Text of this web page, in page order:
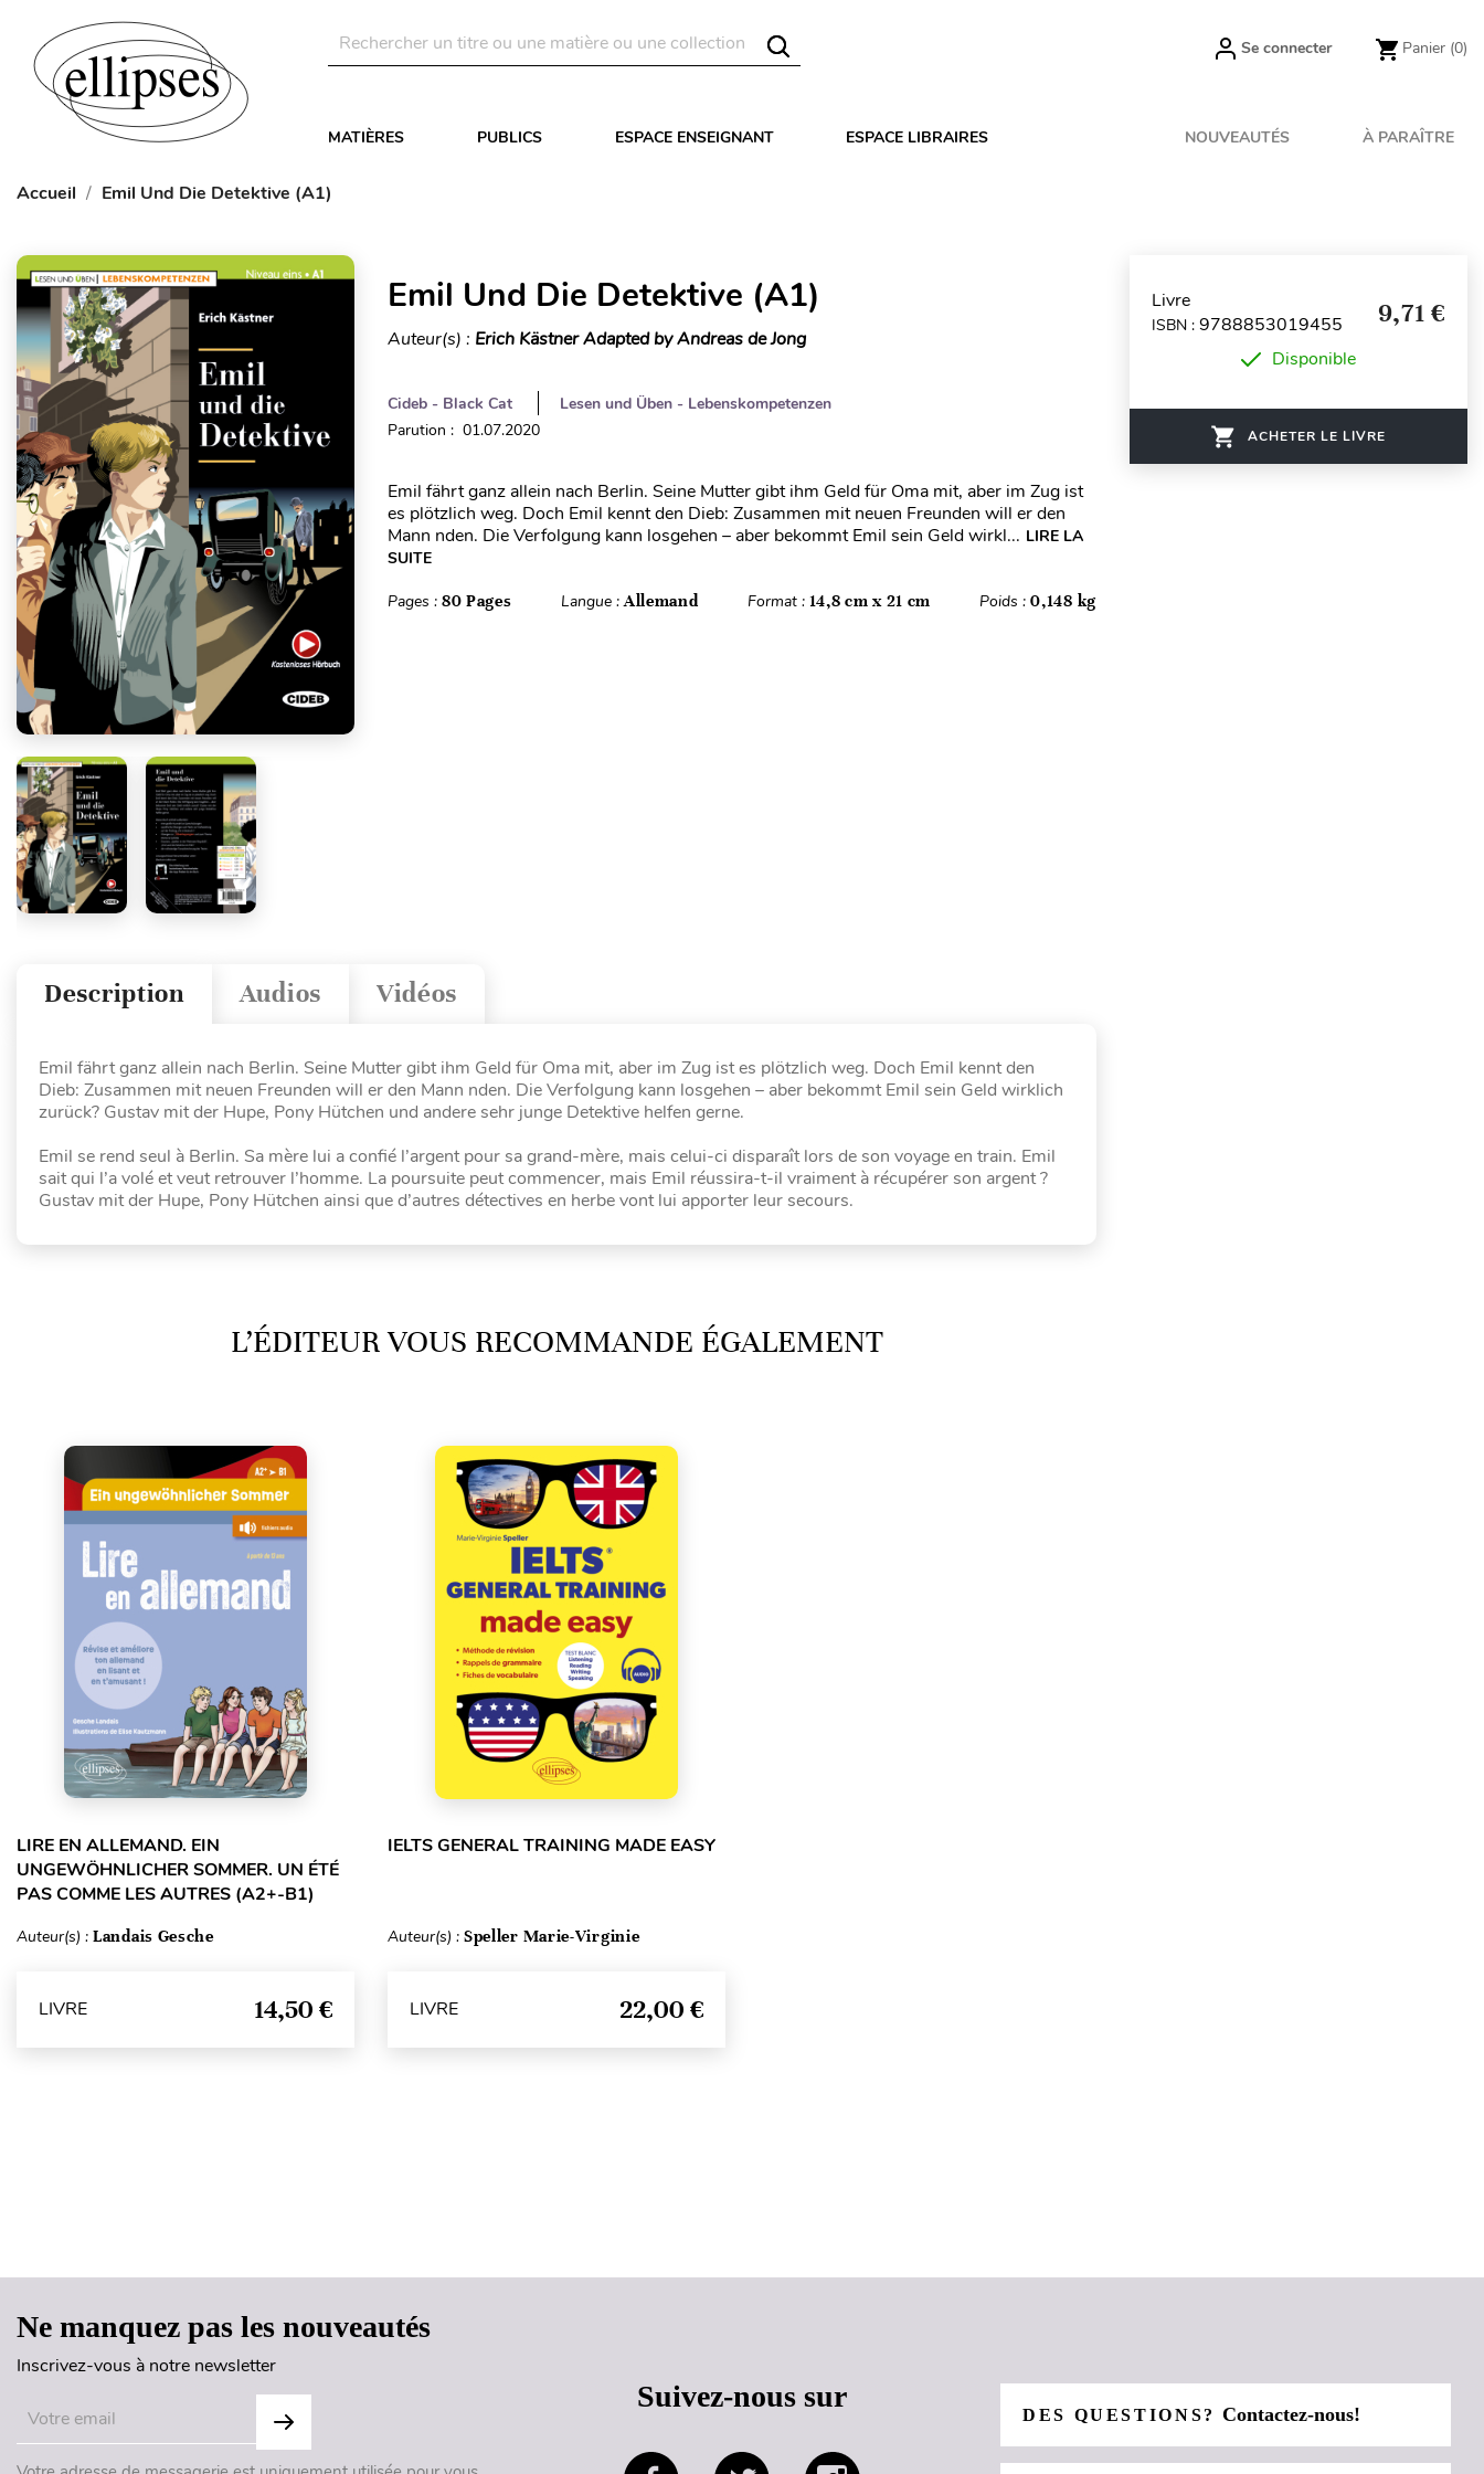
Se connecter Panier (0)
MATIÈRES PUBLICS ESPACE ENSEIGNANT ESPACE LIBRAIRES NOUVEAUTÉS À PARAÎTRE
Accueil Emil Und Die Detektive (A1)
Emil Und Die Detektive (A1)
Auteur(s) : Erich Kästner Adapted by Andreas de Jong
Cideb - Black Cat
Lesen und Üben - Lebenskompetenzen
Parution : 01.07.2020
Emil fährt ganz allein nach Berlin. Seine Mutter gibt ihm Geld für Oma mit, aber im Zug ist
es plötzlich weg. Doch Emil kennt den Dieb: Zusammen mit neuen Freunden will er den
Mann nden. Die Verfolgung kann losgehen – aber bekommt Emil sein Geld wirkl... LIRE LA
SUITE
Pages : 80 Pages Langue :Allemand Format : 14,8 cm x 21 cm Poids :0,148 kg
Vidéos
Audios
Description
Emil fährt ganz allein nach Berlin. Seine Mutter gibt ihm Geld für Oma mit, aber im Zug ist es plötzlich weg. Doch Emil kennt den
Dieb: Zusammen mit neuen Freunden will er den Mann nden. Die Verfolgung kann losgehen – aber bekommt Emil sein Geld wirklich
zurück? Gustav mit der Hupe, Pony Hütchen und andere sehr junge Detektive helfen gerne.
Emil se rend seul à Berlin. Sa mère lui a confié l’argent pour sa grand-mère, mais celui-ci disparaît lors de son voyage en train. Emil
sait qui l’a volé et veut retrouver l’homme. La poursuite peut commencer, mais Emil réussira-t-il vraiment à récupérer son argent ?
Gustav mit der Hupe, Pony Hütchen ainsi que d’autres détectives en herbe vont lui apporter leur secours.
L’ÉDITEUR VOUS RECOMMANDE ÉGALEMENT
LIRE EN ALLEMAND. EIN
UNGEWÖHNLICHER SOMMER. UN ÉTÉ
PAS COMME LES AUTRES (A2+-B1)
Auteur(s) : Landais Gesche
LIVRE 14,50 €
IELTS GENERAL TRAINING MADE EASY
Auteur(s) : Speller Marie-Virginie
LIVRE 22,00 €
Livre
ISBN : 9788853019455 9,71 €
Disponible
ACHETER LE LIVRE
Ne manquez pas les nouveautés
Inscrivez-vous à notre newsletter
Suivez-nous sur
DES QUESTIONS?Contactez-nous!